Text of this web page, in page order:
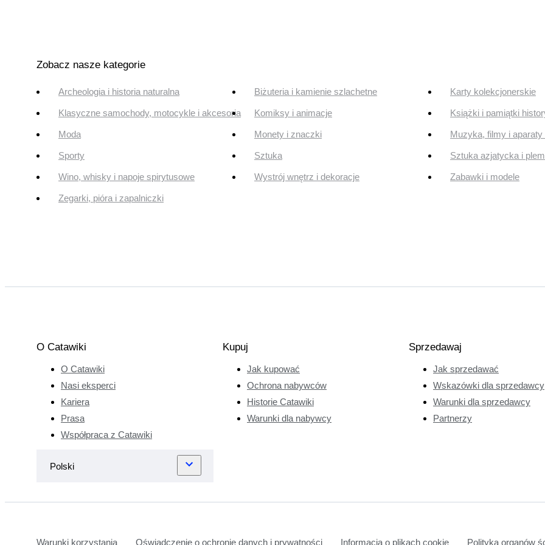
Zobacz nasze kategorie
Archeologia i historia naturalna Biżuteria i kamienie szlachetne Karty kolekcjonerskie
Klasyczne samochody, motocykle i akcesoria Komiksy i animacje Książki i pamiątki
Moda Monety i znaczki Muzyka, filmy i aparaty
Sporty Sztuka Sztuka azjatycka i
Wino, whisky i napoje spirytusowe Wystrój wnętrz i dekoracje Zabawki i modele
Zegarki, pióra i zapalniczki
O Catawiki
O Catawiki
Nasi eksperci
Kariera
Prasa
Współpraca z Catawiki
Kupuj
Jak kupować
Ochrona nabywców
Historie Catawiki
Warunki dla nabywcy
Sprzedawaj
Jak sprzedawać
Wskazówki dla sprzedawcy
Warunki dla sprzedawcy
Partnerzy
Warunki korzystania Oświadczenie o ochronie danych i prywatności Informacja o plikach cookie Polityka organów